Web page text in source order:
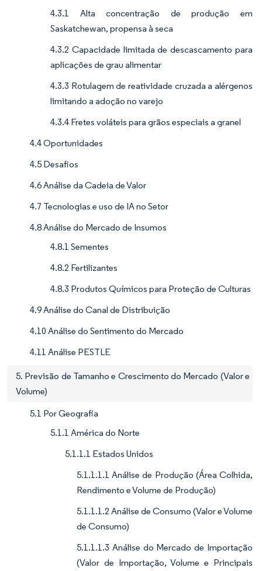
4.3.1 Alta concentração de produção em
Saskatchewan, propensa à seca
4.3.2 Capacidade limitada de descascamento para
aplicações de grau alimentar
4.3.3 Rotulagem de reatividade cruzada a alérgenos
limitando a adoção no varejo
4.3.4 Fretes voláteis para grãos especiais a granel
4.4 Oportunidades
4.5 Desafios
4.6 Análise da Cadeia de Valor
4.7 Tecnologias e uso de IA no Setor
4.8 Análise do Mercado de Insumos
4.8.1 Sementes
4.8.2 Fertilizantes
4.8.3 Produtos Químicos para Proteção de Culturas
4.9 Análise do Canal de Distribuição
4.10 Análise do Sentimento do Mercado
4.11 Análise PESTLE
5. Previsão de Tamanho e Crescimento do Mercado (Valor e
Volume)
5.1 Por Geografia
5.1.1 América do Norte
5.1.1.1 Estados Unidos
5.1.1.1.1 Análise de Produção (Área Colhida,
Rendimento e Volume de Produção)
5.1.1.1.2 Análise de Consumo (Valor e Volume
de Consumo)
5.1.1.1.3 Análise do Mercado de Importação
(Valor de Importação, Volume e Principais